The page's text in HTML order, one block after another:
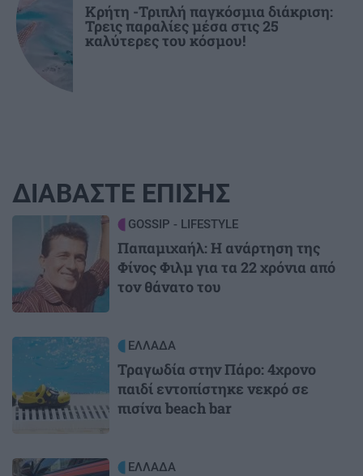
Κρήτη -Τριπλή παγκόσμια διάκριση:
Τρεις παραλίες μέσα στις 25
καλύτερες του κόσμου!
ΔΙΑΒΑΣΤΕ ΕΠΙΣΗΣ
GOSSIP - LIFESTYLE
Παπαμιχαήλ: Η ανάρτηση της
Φίνος Φιλμ για τα 22 χρόνια από
τον θάνατο του
Image ΕΛΛΑΔΑ
Τραγωδία στην Πάρο: 4χρονο
παιδί εντοπίστηκε νεκρό σε
πισίνα beach bar
Image ΕΛΛΑΔΑ